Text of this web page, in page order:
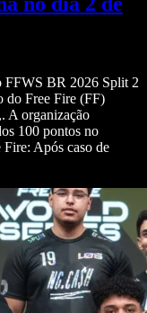
FFWS BR 2026 Split 2
do Free Fire (FF)
A organização
100 pontos no
Após caso de